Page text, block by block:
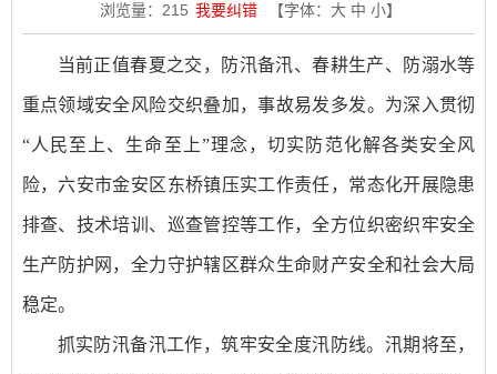
浏览量： 215 我要纠错 【字体： 大 中 小】
当前正值春夏之交，防汛备汛、春耕生产、防溺水等
重点领域安全风险交织叠加，事故易发多发。为深入贯彻
“人民至上、生命至上”理念，切实防范化解各类安全风
险，六安市金安区东桥镇压实工作责任，常态化开展隐患
排查、技术培训、巡查管控等工作，全方位织密织牢安全
生产防护网，全力守护辖区群众生命财产安全和社会大局
稳定。
抓实防汛备汛工作，筑牢安全度汛防线。汛期将至，